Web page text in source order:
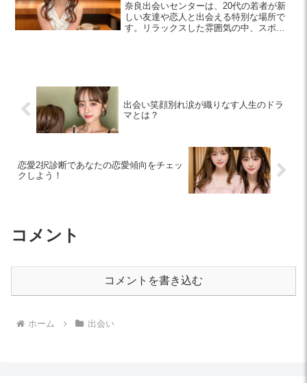
奈良出会いセンターは、20代の若者が新
しい友達や恋人と出会える特別な場所で
す。リラックスした雰囲気の中、スポー
出会い笑顔別れ涙が織りなす人生のドラ
マとは？
恋愛2択診断であなたの恋愛傾向をチェッ
クしよう！
コメント
コメントを書き込む
ホーム 出会い